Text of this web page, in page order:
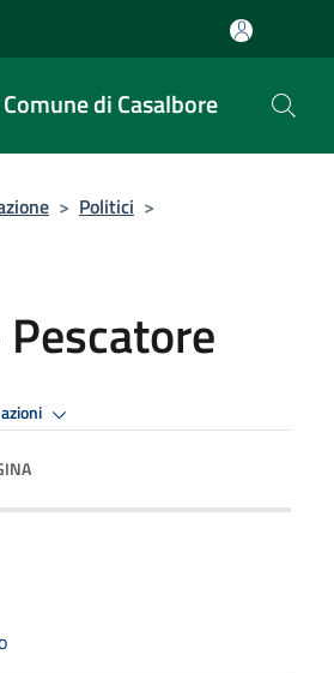
Comune di Casalbore
> Politici >